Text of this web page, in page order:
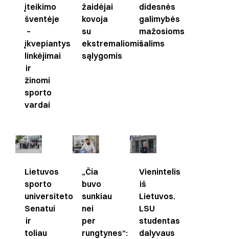
įteikimo
šventėje
–
įkvepiantys
linkėjimai
ir
žinomi
sporto
vardai
žaidėjai
kovoja
su
ekstremaliomis
sąlygomis
didesnės
galimybės
mažosioms
šalims
Lietuvos
sporto
universiteto
Senatui
ir
toliau
„Čia
buvo
sunkiau
nei
per
rungtynes“:
Vienintelis
iš
Lietuvos.
LSU
studentas
dalyvaus